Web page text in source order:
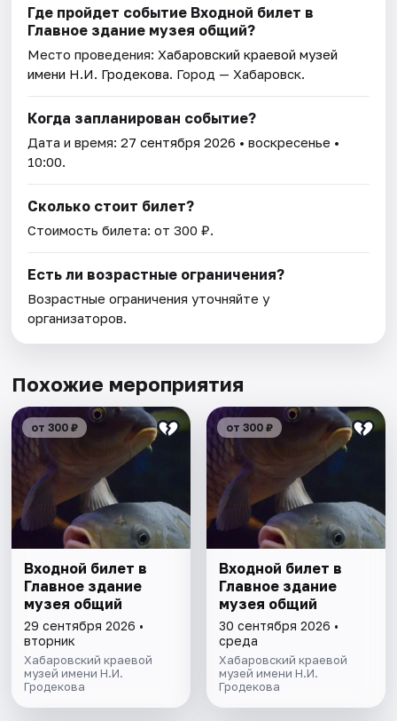
Где пройдет событие Входной билет в
Главное здание музея общий?
Место проведения:Хабаровский краевой музей
имени Н.И. Гродекова. Город — Хабаровск.
Когда запланирован событие?
Дата и время:27 сентября 2026 • воскресенье •
10:00.
Сколько стоит билет?
Стоимость билета: от 300 ₽.
Есть ли возрастные ограничения?
Возрастные ограничения уточняйте у
организаторов.
Похожие мероприятия
от 300 ₽
Входной билет в
Главное здание
музея общий
29 сентября 2026 •
вторник
Хабаровский краевой
музей имени Н.И.
Гродекова
от 300 ₽
Входной билет в
Главное здание
музея общий
30 сентября 2026 •
среда
Хабаровский краевой
музей имени Н.И.
Гродекова